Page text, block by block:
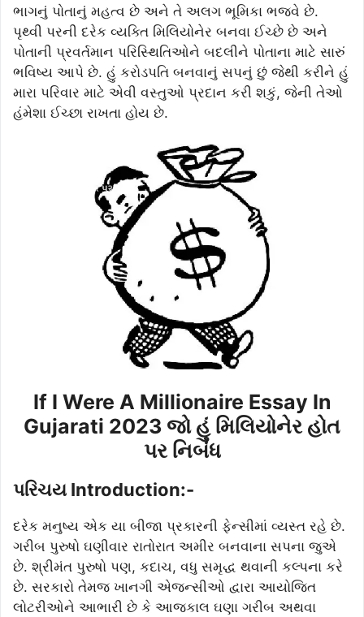
ભાગનું પોતાનું મહત્વ છે અને તે અલગ ભૂમિકા ભજવે છે.
પૃથ્વી પરની દરેક વ્યક્તિ મિલિયોનેર બનવા ઈચ્છે છે અને
પોતાની પ્રવર્તમાન પરિસ્થિતિઓને બદલીને પોતાના માટે સારું
ભવિષ્ય આપે છે. હું કરોડપતિ બનવાનું સપનું છું જેથી કરીને હું
મારા પરિવાર માટે એવી વસ્તુઓ પ્રદાન કરી શકું, જેની તેઓ
હંમેશા ઈચ્છા રાખતા હોય છે.
If I Were A Millionaire Essay In
Gujarati 2023 જો હું મિલિયોનેર હોત
પર નિબંધ
પરિચય Introduction:-
દરેક મનુષ્ય એક યા બીજા પ્રકારની ફેન્સીમાં વ્યસ્ત રહે છે.
ગરીબ પુરુષો ઘણીવાર રાતોરાત અમીર બનવાના સપના જુએ
છે. શ્રીમંત પુરુષો પણ, કદાચ, વધુ સમૃદ્ધ થવાની કલ્પના કરે
છે. સરકારો તેમજ ખાનગી એજન્સીઓ દ્વારા આયોજિત
લોટરીઓને આભારી છે કે આજકાલ ઘણા ગરીબ અથવા